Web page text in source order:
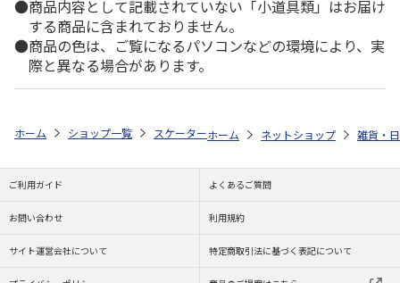
商品内容として記載されていない「小道具類」はお届け
する商品に含まれておりません。
商品の色は、ご覧になるパソコンなどの環境により、実
際と異なる場合があります。
ホーム ショップ一覧 スケーター 抹茶茶碗 夏用 (赤膚焼) 鴻月
ホーム ネットショップ 雑貨・
ご利用ガイド よくあるご質問
お問い合わせ 利用規約
サイト運営会社について 特定商取引法に基づく表記について